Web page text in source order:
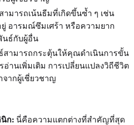
ามารถเน้นธีมที่เกิดขึ้นซ้ำ ๆ เช่น
อารมณ์ซึมเศร้า หรือความยาก
นธ์กับผู้อื่น
สามารถกระตุ้นให้คุณดำเนินการขั้น
อ่านเพิ่มเติม การเปลี่ยนแปลงวิถีชีวิต
ากผู้เชี่ยวชาญ
ก: นี่คือความแตกต่างที่สำคัญที่สุด